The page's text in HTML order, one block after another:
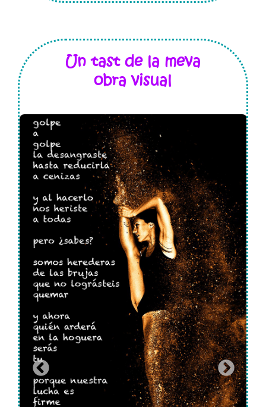
Un tast de la meva
obra visual